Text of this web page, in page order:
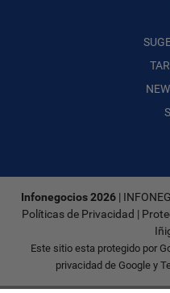
Infonegocios 2026 |
Políticas de Privacidad |
Este sitio esta protegido por
privacidad de Googley